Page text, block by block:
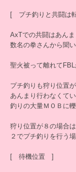
[ プチ釣りと共闘は
AxTでの共闘はあん
数名の拳さんから聞
聖火被って離れて
プチ釣りも狩り位置
あんまり行わなくて
釣りの大量ＭＯＢに
狩り位置が８の場合
２でプチ釣りを行う
[ 待機位置 ]